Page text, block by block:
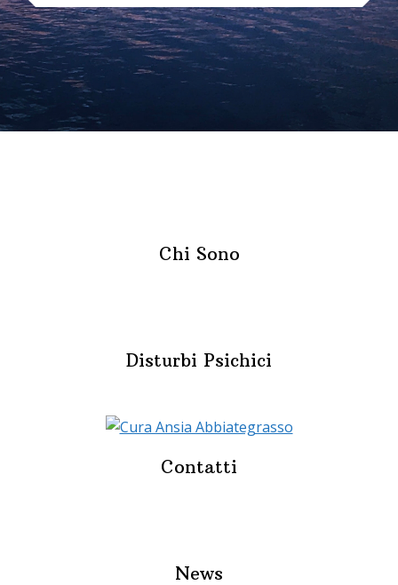
Chi Sono
Disturbi Psichici
Contatti
News